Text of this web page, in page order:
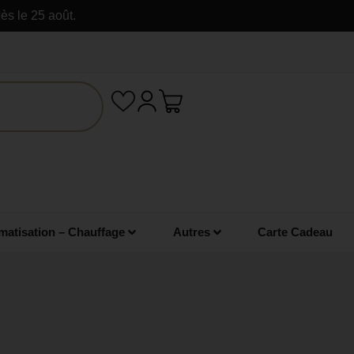
le 25 août.
– Chauffage Autres Carte Cadeau